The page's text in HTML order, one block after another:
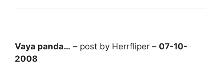
Vaya panda… – post by Herrfliper – 07-10-
2008